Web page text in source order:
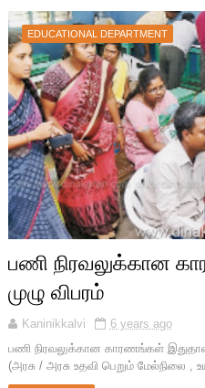
EDUCATIONAL DEPARTMENT
பணி நிரவலுக்கான
முழு விபரம்
Kaninikkalvi
6 years ago
பணி நிரவலுக்கான காரணங்கள்
(அரசு / அரசு உதவி பெறும் மேல்நிலை ,